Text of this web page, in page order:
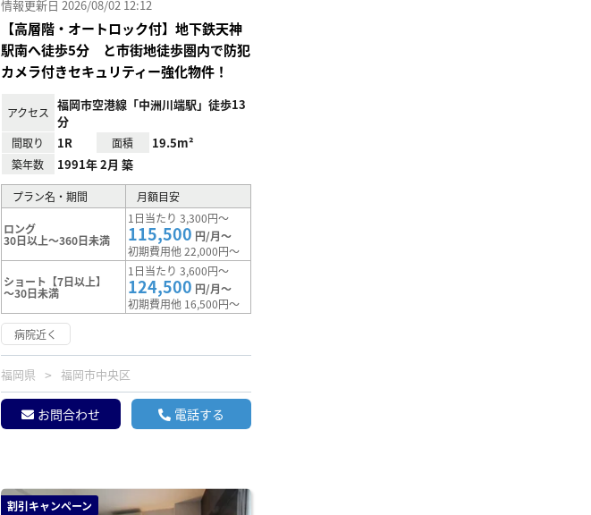
情報更新日 2026/08/02 12:12
【高層階・オートロック付】地下鉄天神
駅南へ徒歩5分 と市街地徒歩圏内で防犯
カメラ付きセキュリティー強化物件！
アクセス
福岡市空港線「中洲川端駅」徒歩13
分
間取り 1R 面積 19.5m²
築年数 1991年 2月 築
プラン名・期間 月額目安
ロング
30日以上～360日未満
1日当たり 3,300円～
115,500 円/月～
初期費用他 22,000円～
ショート【7日以上】
～30日未満
1日当たり 3,600円～
124,500 円/月～
初期費用他 16,500円～
病院近く
福岡県 福岡市中央区
お問合わせ 電話する
割引キャンペーン